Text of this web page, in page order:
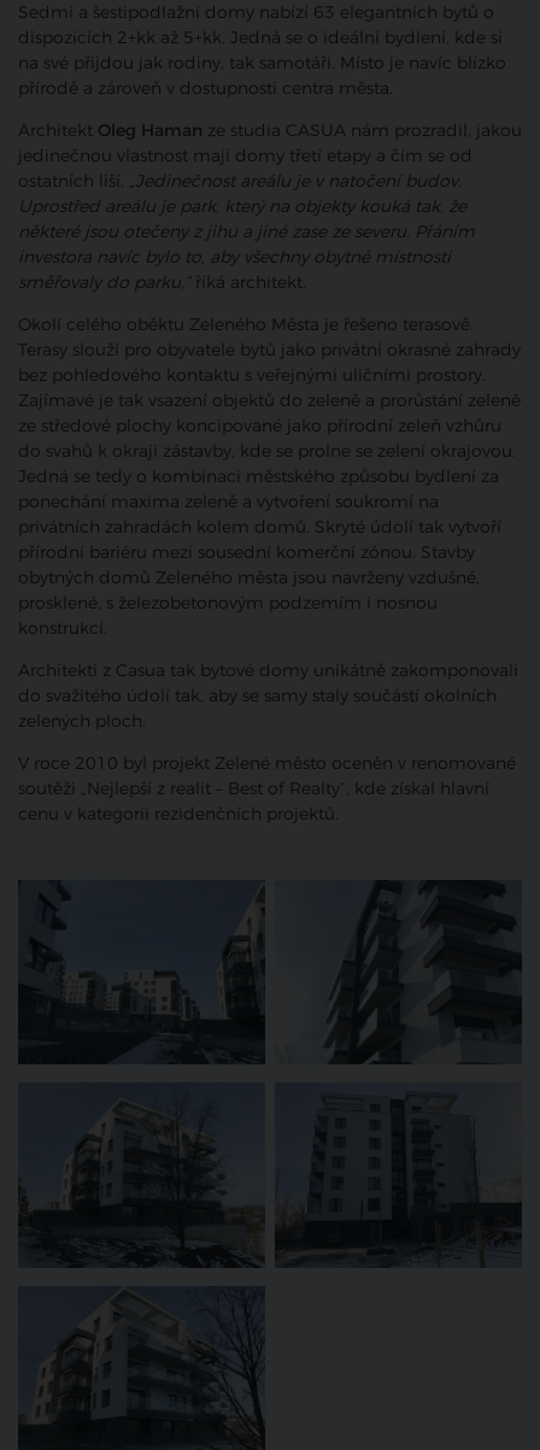
Sedmi a šestipodlažní domy nabízí 63 elegantních bytů o
dispozicích 2+kk až 5+kk. Jedná se o ideální bydlení, kde si
na své přijdou jak rodiny, tak samotáři. Místo je navíc blízko
přírodě a zároveň v dostupnosti centra města.
Architekt Oleg Haman ze studia CASUA nám prozradil, jakou
jedinečnou vlastnost mají domy třetí etapy a čím se od
ostatních liší. „Jedinečnost areálu je v natočení budov.
Uprostřed areálu je park, který na objekty kouká tak, že
některé jsou otečeny z jihu a jiné zase ze severu. Přáním
investora navíc bylo to, aby všechny obytné místnosti
směřovaly do parku,“ říká architekt.
Okolí celého oběktu Zeleného Města je řešeno terasově.
Terasy slouží pro obyvatele bytů jako privátní okrasné zahrady
bez pohledového kontaktu s veřejnými uličními prostory.
Zajímavé je tak vsazení objektů do zeleně a prorůstání zeleně
ze středové plochy koncipované jako přírodní zeleň vzhůru
do svahů k okraji zástavby, kde se prolne se zelení okrajovou.
Jedná se tedy o kombinaci městského způsobu bydlení za
ponechání maxima zeleně a vytvoření soukromí na
privátních zahradách kolem domů. Skryté údolí tak vytvoří
přírodní bariéru mezi sousední komerční zónou. Stavby
obytných domů Zeleného města jsou navrženy vzdušné,
prosklené, s železobetonovým podzemím i nosnou
konstrukcí.
Architekti z Casua tak bytové domy unikátně zakomponovali
do svažitého údolí tak, aby se samy staly součástí okolních
zelených ploch.
V roce 2010 byl projekt Zelené město oceněn v renomované
soutěži „Nejlepší z realit – Best of Realty“, kde získal hlavní
cenu v kategorii rezidenčních projektů.